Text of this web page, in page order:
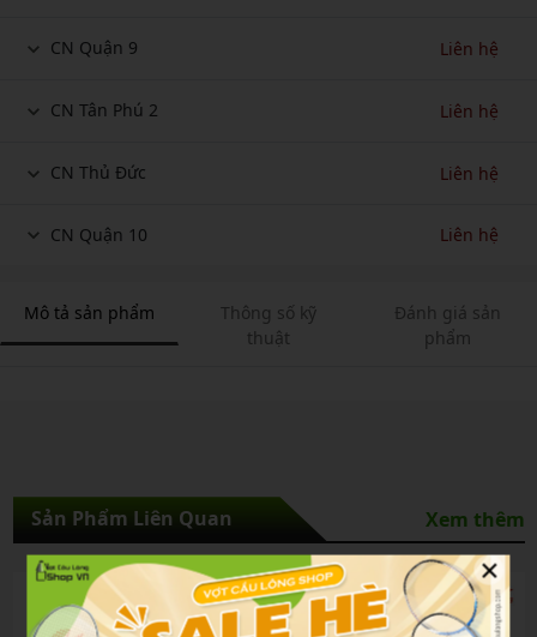
CN Quận 9 Liên hệ
CN Tân Phú 2 Liên hệ
CN Thủ Đức Liên hệ
CN Quận 10 Liên hệ
Mô tả sản phẩm
Thông số kỹ
thuật
Đánh giá sản
phẩm
Sản Phẩm Liên Quan Xem thêm
×